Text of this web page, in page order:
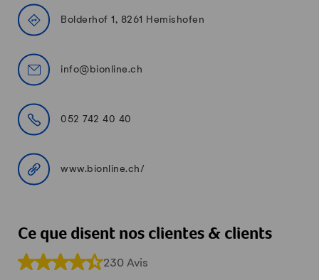
Bolderhof 1, 8261 Hemishofen
info@bionline.ch
052 742 40 40
www.bionline.ch/
Ce que disent nos clientes & clients
230 Avis